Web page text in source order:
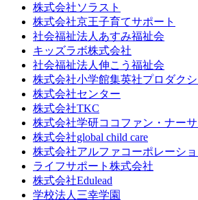
株式会社ソラスト
株式会社京王子育てサポート
社会福祉法人あすみ福祉会
キッズラボ株式会社
社会福祉法人伸こう福祉会
株式会社小学館集英社プロダク
株式会社センター
株式会社TKC
株式会社学研ココファン・ナー
株式会社global child care
株式会社アルファコーポレーシ
ライフサポート株式会社
株式会社Edulead
学校法人三幸学園